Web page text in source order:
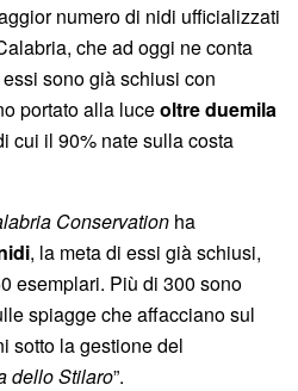
numero di nidi ufficializzati
che ad oggi ne conta
sono già schiusi con
portato alla luceoltre duemila
cui il 90% nate sulla costa
Conservation ha
, la meta di essi già schiusi,
esemplari. Più di 300 sono
spiagge che affacciano sul
sotto la gestione del
dello Stilaro”.